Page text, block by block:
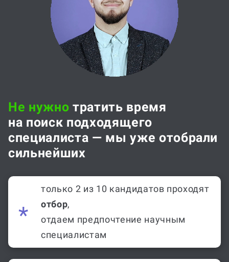
Не нужно тратить время
на поиск подходящего
специалиста — мы уже отобрали
сильнейших
только 2 из 10 кандидатов проходят
отбор,
отдаем предпочтение научным
специалистам